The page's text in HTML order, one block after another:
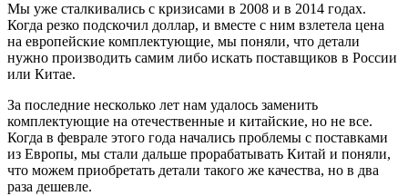
Мы уже сталкивались с кризисами в 2008 и в 2014 годах.
Когда резко подскочил доллар, и вместе с ним взлетела цена
на европейские комплектующие, мы поняли, что детали
нужно производить самим либо искать поставщиков в России
или Китае.
За последние несколько лет нам удалось заменить
комплектующие на отечественные и китайские, но не все.
Когда в феврале этого года начались проблемы с поставками
из Европы, мы стали дальше прорабатывать Китай и поняли,
что можем приобретать детали такого же качества, но в два
раза дешевле.